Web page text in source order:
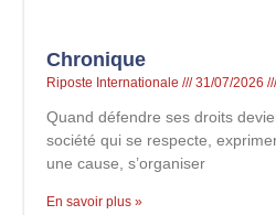
Chronique
Riposte Internationale 31/07/2026
Quand défendre ses droits
société qui se respecte,
une cause, s’organiser
En savoir plus »